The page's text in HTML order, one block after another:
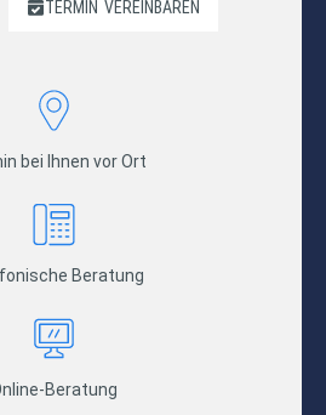
TERMIN VEREINBAREN
bei Ihnen vor Ort
Beratung
Beratung